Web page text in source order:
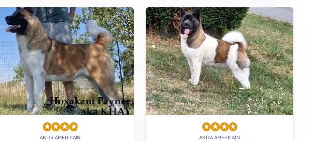
AKITA AMERICAIN AKITA AMERICAIN